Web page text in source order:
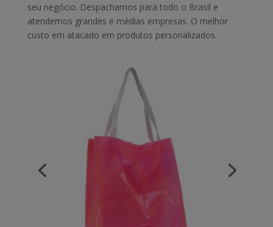
seu negócio. Despachamos para todo o Brasil e
atendemos grandes e médias empresas. O melhor
custo em atacado em produtos personalizados.